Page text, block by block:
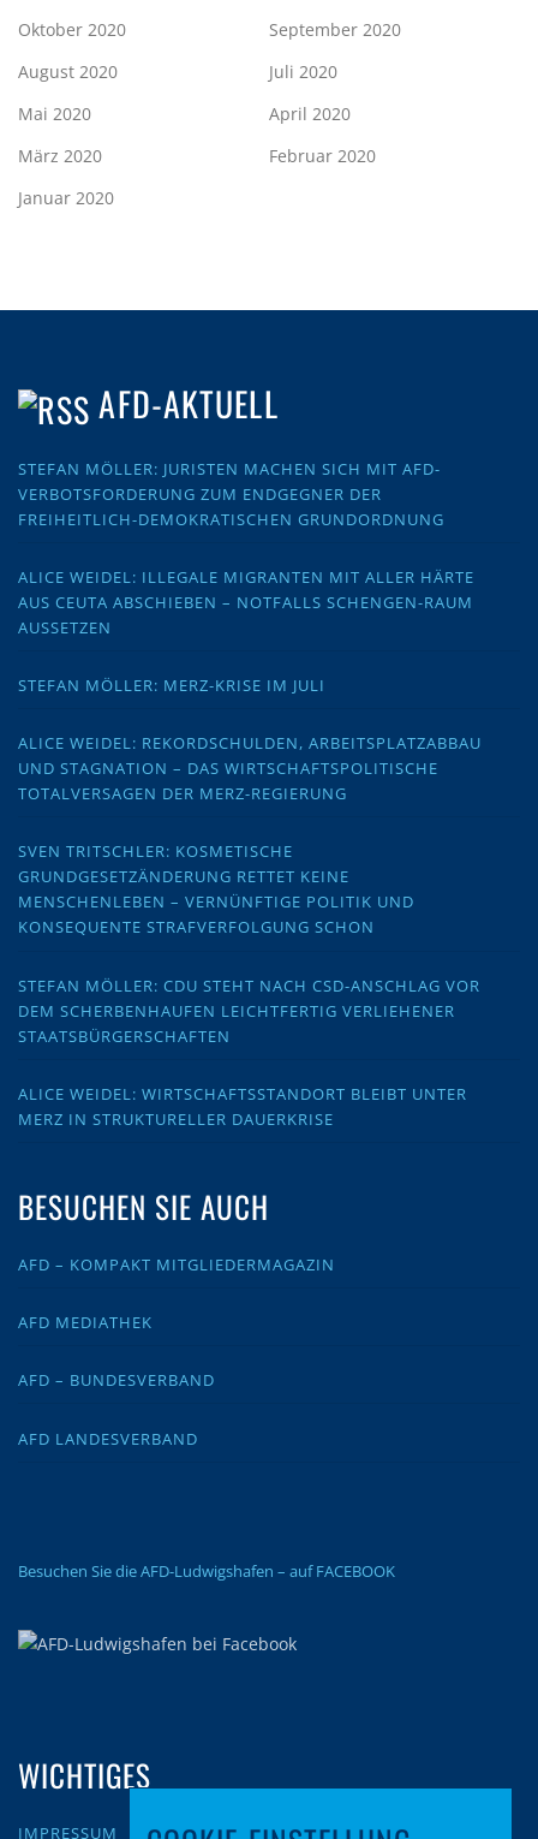
Oktober 2020
September 2020
August 2020
Juli 2020
Mai 2020
April 2020
März 2020
Februar 2020
Januar 2020
AFD-AKTUELL
STEFAN MÖLLER: JURISTEN MACHEN SICH MIT AFD-
VERBOTSFORDERUNG ZUM ENDGEGNER DER
FREIHEITLICH-DEMOKRATISCHEN GRUNDORDNUNG
ALICE WEIDEL: ILLEGALE MIGRANTEN MIT ALLER HÄRTE
AUS CEUTA ABSCHIEBEN – NOTFALLS SCHENGEN-RAUM
AUSSETZEN
STEFAN MÖLLER: MERZ-KRISE IM JULI
ALICE WEIDEL: REKORDSCHULDEN, ARBEITSPLATZABBAU
UND STAGNATION – DAS WIRTSCHAFTSPOLITISCHE
TOTALVERSAGEN DER MERZ-REGIERUNG
SVEN TRITSCHLER: KOSMETISCHE
GRUNDGESETZÄNDERUNG RETTET KEINE
MENSCHENLEBEN – VERNÜNFTIGE POLITIK UND
KONSEQUENTE STRAFVERFOLGUNG SCHON
STEFAN MÖLLER: CDU STEHT NACH CSD-ANSCHLAG VOR
DEM SCHERBENHAUFEN LEICHTFERTIG VERLIEHENER
STAATSBÜRGERSCHAFTEN
ALICE WEIDEL: WIRTSCHAFTSSTANDORT BLEIBT UNTER
MERZ IN STRUKTURELLER DAUERKRISE
BESUCHEN SIE AUCH
AFD – KOMPAKT MITGLIEDERMAGAZIN
AFD MEDIATHEK
AFD – BUNDESVERBAND
AFD LANDESVERBAND
Besuchen Sie die AFD-Ludwigshafen – auf FACEBOOK
WICHTIGES
IMPRESSUM